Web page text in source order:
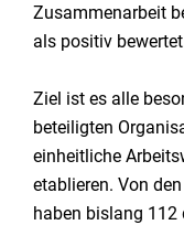
Zusammenarbeit
als positiv
Ziel ist es alle
beteiligten
einheitliche
etablieren. Von
haben bislang 112